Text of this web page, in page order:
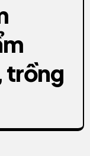
trồng